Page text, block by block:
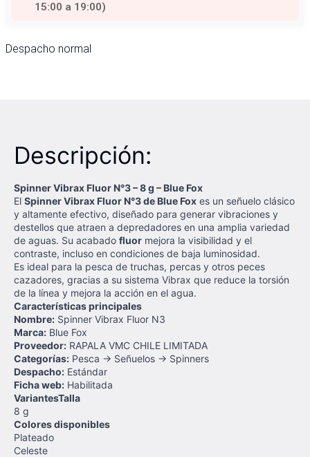
15:00 a 19:00)
Despacho normal
Descripción:
Spinner Vibrax Fluor N°3 – 8 g – Blue Fox
El Spinner Vibrax Fluor N°3 de Blue Fox es un señuelo clásico
y altamente efectivo, diseñado para generar vibraciones y
destellos que atraen a depredadores en una amplia variedad
de aguas. Su acabado fluor mejora la visibilidad y el
contraste, incluso en condiciones de baja luminosidad.
Es ideal para la pesca de truchas, percas y otros peces
cazadores, gracias a su sistema Vibrax que reduce la torsión
de la línea y mejora la acción en el agua.
Características principales
Nombre: Spinner Vibrax Fluor N3
Marca: Blue Fox
Proveedor: RAPALA VMC CHILE LIMITADA
Categorías: Pesca → Señuelos → Spinners
Despacho: Estándar
Ficha web: Habilitada
VariantesTalla
8 g
Colores disponibles
Plateado
Celeste